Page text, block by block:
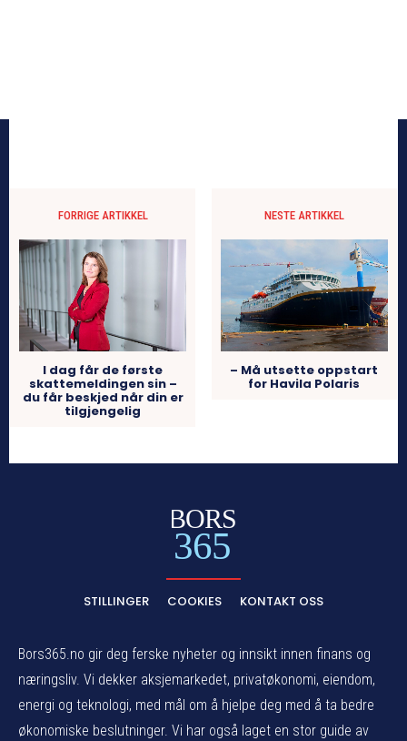
FORRIGE ARTIKKEL
I dag får de første
skattemeldingen sin –
du får beskjed når din er
tilgjengelig
NESTE ARTIKKEL
– Må utsette oppstart
for Havila Polaris
BORS
365
STILLINGER COOKIES KONTAKT OSS
Bors365.no gir deg ferske nyheter og innsikt innen finans og
næringsliv. Vi dekker aksjemarkedet, privatøkonomi, eiendom,
energi og teknologi, med mål om å hjelpe deg med å ta bedre
økonomiske beslutninger. Vi har også laget en stor guide av